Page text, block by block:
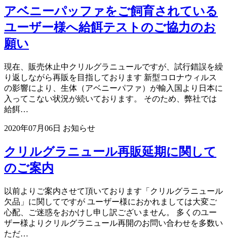
アベニーパッファをご飼育されている
ユーザー様へ給餌テストのご協力のお
願い
現在、販売休止中クリルグラニュールですが、試行錯誤を繰
り返しながら再販を目指しております 新型コロナウィルス
の影響により、生体（アベニーパファ）が輸入国より日本に
入ってこない状況が続いております。 そのため、弊社では
給餌…
2020年07月06日 お知らせ
クリルグラニュール再販延期に関して
のご案内
以前よりご案内させて頂いております「クリルグラニュール
欠品」に関してですが ユーザー様におかれましては大変ご
心配、ご迷惑をおかけし申し訳ございません。 多くのユー
ザー様よりクリルグラニュール再開のお問い合わせを多数い
ただ…